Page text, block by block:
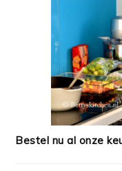
Bestel nu al onze